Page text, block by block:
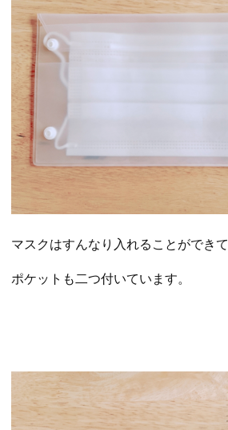
マスクはすんなり入れることができて
ポケットも二つ付いています。